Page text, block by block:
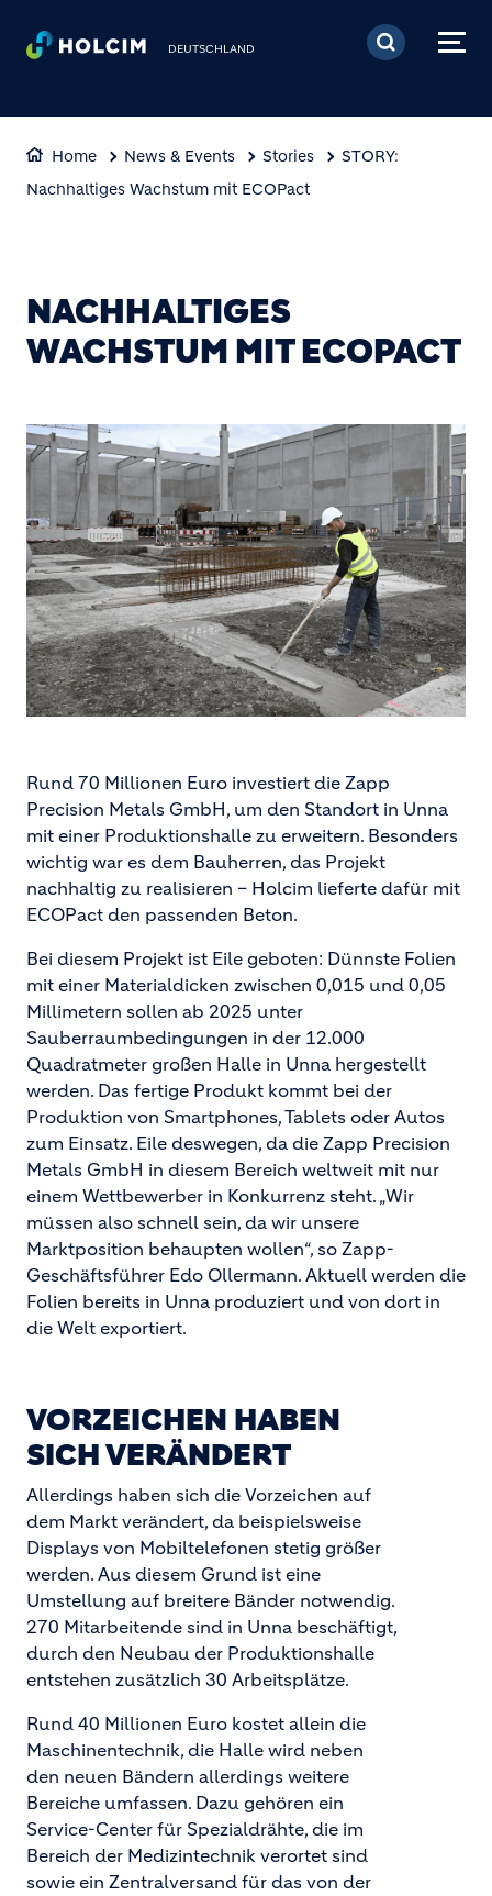
Direkt zum Inhalt
DEUTSCHLAND
Home News & Events Stories
STORY:
Nachhaltiges Wachstum mit ECOPact
NACHHALTIGES
WACHSTUM MIT ECOPACT
Rund 70 Millionen Euro investiert die Zapp
Precision Metals GmbH, um den Standort in Unna
mit einer Produktionshalle zu erweitern. Besonders
wichtig war es dem Bauherren, das Projekt
nachhaltig zu realisieren – Holcim lieferte dafür mit
ECOPact den passenden Beton.
Bei diesem Projekt ist Eile geboten: Dünnste Folien
mit einer Materialdicken zwischen 0,015 und 0,05
Millimetern sollen ab 2025 unter
Sauberraumbedingungen in der 12.000
Quadratmeter großen Halle in Unna hergestellt
werden. Das fertige Produkt kommt bei der
Produktion von Smartphones, Tablets oder Autos
zum Einsatz. Eile deswegen, da die Zapp Precision
Metals GmbH in diesem Bereich weltweit mit nur
einem Wettbewerber in Konkurrenz steht. „Wir
müssen also schnell sein, da wir unsere
Marktposition behaupten wollen“, so Zapp-
Geschäftsführer Edo Ollermann. Aktuell werden die
Folien bereits in Unna produziert und von dort in
die Welt exportiert.
VORZEICHEN HABEN
SICH VERÄNDERT
Allerdings haben sich die Vorzeichen auf
dem Markt verändert, da beispielsweise
Displays von Mobiltelefonen stetig größer
werden. Aus diesem Grund ist eine
Umstellung auf breitere Bänder notwendig.
270 Mitarbeitende sind in Unna beschäftigt,
durch den Neubau der Produktionshalle
entstehen zusätzlich 30 Arbeitsplätze.
Rund 40 Millionen Euro kostet allein die
Maschinentechnik, die Halle wird neben
den neuen Bändern allerdings weitere
Bereiche umfassen. Dazu gehören ein
Service-Center für Spezialdrähte, die im
Bereich der Medizintechnik verortet sind
sowie ein Zentralversand für das von der